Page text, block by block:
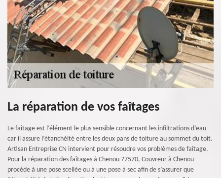
La réparation de vos faîtages
Le faîtage est l’élément le plus sensible concernant les infiltrations d’eau
car il assure l’étanchéité entre les deux pans de toiture au sommet du toit.
Artisan Entreprise CN intervient pour résoudre vos problèmes de faîtage.
Pour la réparation des faîtages à Chenou 77570, Couvreur à Chenou
procède à une pose scellée ou à une pose à sec afin de s’assurer que